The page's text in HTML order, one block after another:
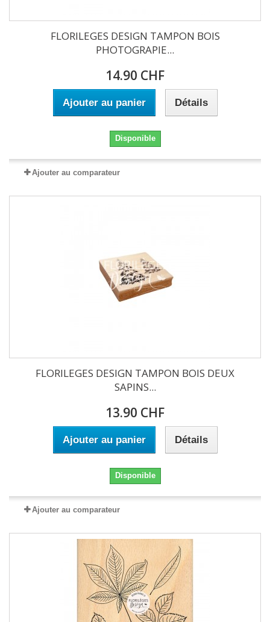
FLORILEGES DESIGN TAMPON BOIS
PHOTOGRAPIE...
14.90 CHF
Ajouter au panier Détails
Disponible
Ajouter au comparateur
FLORILEGES DESIGN TAMPON BOIS DEUX
SAPINS...
13.90 CHF
Ajouter au panier Détails
Disponible
Ajouter au comparateur